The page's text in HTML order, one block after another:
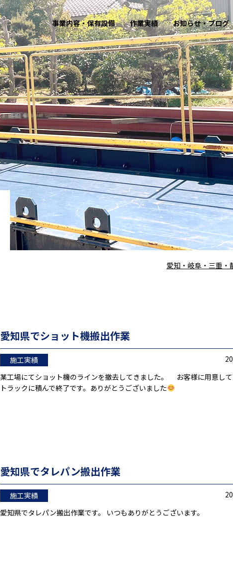
事業内容・保有設備 作業実績 お知らせ・ブログ
愛知・岐阜・三重・
愛知県でショット機搬出作業
施工実績
某工場にてショット機のラインを撤去してきました。 お客様に用意し
トラックに積んで終了です。ありがとうございました
愛知県でタレパン搬出作業
施工実績
愛知県でタレパン搬出作業です。 いつもありがとうございます。